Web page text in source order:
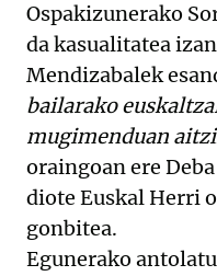
Ospakizunerako
da kasualitatea
Mendizabalek
bailarako
mugimenduan
oraingoan ere
diote Euskal Herri
gonbitea.
Egunerako